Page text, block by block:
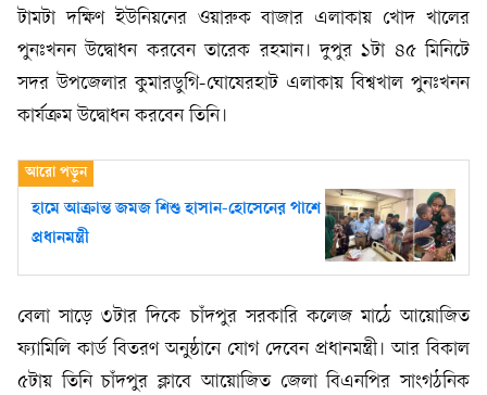
টামটা দক্ষিণ ইউনিয়নের ওয়ারুক বাজার এলাকায় খোদ খালের
পুনঃখনন উদ্বোধন করবেন তারেক রহমান। দুপুর ১টা ৪৫ মিনিটে
সদর উপজেলার কুমারডুগি-ঘোষেরহাট এলাকায় বিশ্বখাল পুনঃখনন
কার্যক্রম উদ্বোধন করবেন তিনি।
হামে আক্রান্ত জমজ শিশু হাসান-হোসেনের পাশে
প্রধানমন্ত্রী
বেলা সাড়ে ৩টার দিকে চাঁদপুর সরকারি কলেজ মাঠে আয়োজিত
ফ্যামিলি কার্ড বিতরণ অনুষ্ঠানে যোগ দেবেন প্রধানমন্ত্রী। আর বিকাল
৫টায় তিনি চাঁদপুর ক্লাবে আয়োজিত জেলা বিএনপির সাংগঠনিক